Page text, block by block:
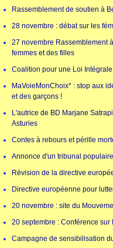
Rassemblement de soutien à
28 novembre : débat sur les
27 novembre Rassemblement
femmes et des filles
Coalition pour une Loi
MaVoieMonChoix* : stop aux
et des garçons !
L'autrice de BD Marjane
Asturies
Contes à rebours et pérille
Annonce d'un tribunal
Révision de la directive
Directive européenne pour
20 novembre : site du
20 septembre : Conférence sur
Campagne de sensibilisation